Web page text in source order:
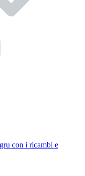
con i ricambi e